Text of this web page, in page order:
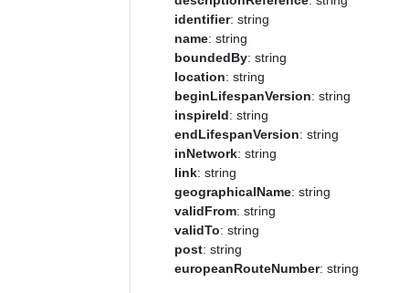
identifier: string
name: string
boundedBy: string
location: string
beginLifespanVersion: string
inspireId: string
endLifespanVersion: string
inNetwork: string
link: string
geographicalName: string
validFrom: string
validTo: string
post: string
europeanRouteNumber: string